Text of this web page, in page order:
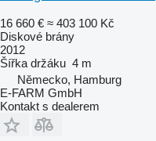
16 660 € ≈ 403 100 Kč
Diskové brány
2012
Šířka držáku 4 m
Německo, Hamburg
E-FARM GmbH
Kontakt s dealerem